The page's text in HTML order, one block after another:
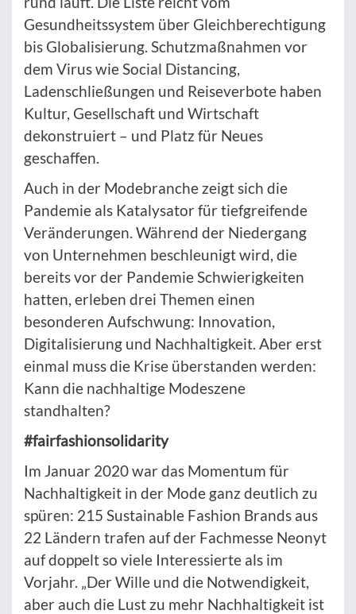
Gesundheitssystem über Gleichberechtigung
bis Globalisierung. Schutzmaßnahmen vor
dem Virus wie Social Distancing,
Ladenschließungen und Reiseverbote haben
Kultur, Gesellschaft und Wirtschaft
dekonstruiert – und Platz für Neues
geschaffen.
Auch in der Modebranche zeigt sich die
Pandemie als Katalysator für tiefgreifende
Veränderungen. Während der Niedergang
von Unternehmen beschleunigt wird, die
bereits vor der Pandemie Schwierigkeiten
hatten, erleben drei Themen einen
besonderen Aufschwung: Innovation,
Digitalisierung und Nachhaltigkeit. Aber erst
einmal muss die Krise überstanden werden:
Kann die nachhaltige Modeszene
standhalten?
#fairfashionsolidarity
Im Januar 2020 war das Momentum für
Nachhaltigkeit in der Mode ganz deutlich zu
spüren: 215 Sustainable Fashion Brands aus
22 Ländern trafen auf der Fachmesse Neonyt
auf doppelt so viele Interessierte als im
Vorjahr. „Der Wille und die Notwendigkeit,
aber auch die Lust zu mehr Nachhaltigkeit ist